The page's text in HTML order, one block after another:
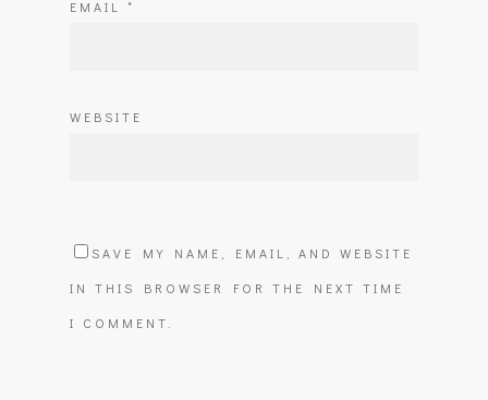
EMAIL *
WEBSITE
SAVE MY NAME, EMAIL, AND WEBSITE
IN THIS BROWSER FOR THE NEXT TIME
I COMMENT.